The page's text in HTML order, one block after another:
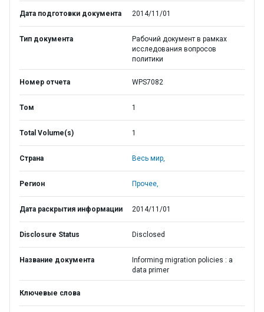
Дата подготовки документа 2014/11/01
Тип документа
Рабочий документ в рамках
исследования вопросов
политики
Номер отчета WPS7082
Том 1
Total Volume(s) 1
Страна Весь мир,
Регион Прочее,
Дата раскрытия информации 2014/11/01
Disclosure Status Disclosed
Название документа
Informing migration policies : a
data primer
Ключевые слова